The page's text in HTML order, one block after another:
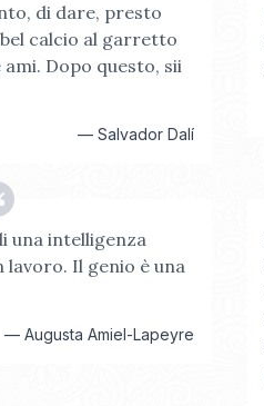
di dare, presto
calcio al garretto
Dopo questo, sii
—Salvador Dalí
una intelligenza
lavoro. Il genio è una
—Augusta Amiel-Lapeyre